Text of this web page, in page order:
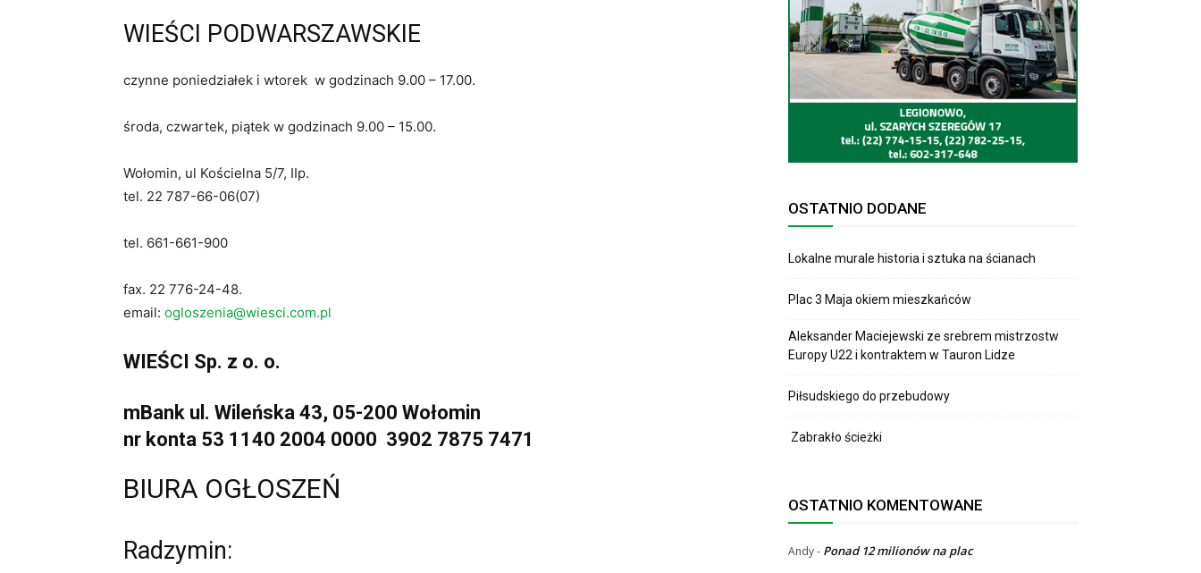
WIEŚCI PODWARSZAWSKIE
czynne poniedziałek i wtorek w godzinach 9.00 – 17.00.
środa, czwartek, piątek w godzinach 9.00 – 15.00.
Wołomin, ul Kościelna 5/7, IIp.
tel. 22 787-66-06(07)
tel. 661-661-900
fax. 22 776-24-48.
email: ogloszenia@wiesci.com.pl
WIEŚCI Sp. z o. o.
mBank ul. Wileńska 43, 05-200 Wołomin
nr konta 53 1140 2004 0000 3902 7875 7471
BIURA OGŁOSZEŃ
Radzymin:
OSTATNIO DODANE
Lokalne murale historia i sztuka na ścianach
Plac 3 Maja okiem mieszkańców
Aleksander Maciejewski ze srebrem mistrzostw
Europy U22 i kontraktem w Tauron Lidze
Piłsudskiego do przebudowy
Zabrakło ścieżki
OSTATNIO KOMENTOWANE
Andy- Ponad 12 milionów na plac